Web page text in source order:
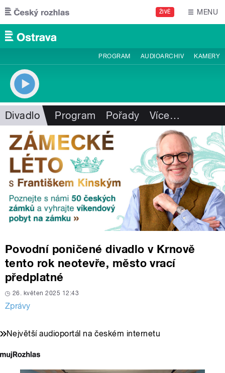
Přejít k hlavnímu obsahu
ŽIVĚ MENU
PROGRAM AUDIOARCHIV KAMERY
Divadlo Program Pořady Více…
Povodní poničené divadlo v Krnově
tento rok neotevře, město vrací
předplatné
26. květen 2025 12:43
Zprávy
Největší audioportál na českém internetu